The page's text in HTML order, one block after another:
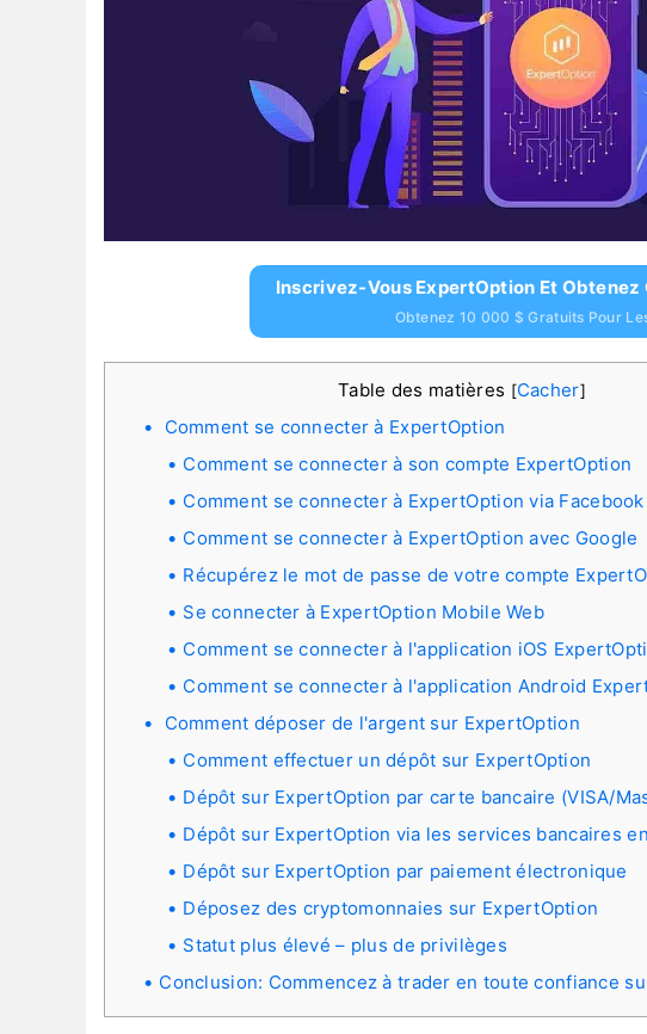
Inscrivez-Vous ExpertOption Et
Obtenez 10 000 $ Gratuits Pour
Table des matières [Cacher]
Comment se connecter à ExpertOption
Comment se connecter à son compte ExpertOption
Comment se connecter à ExpertOption via Facebook
Comment se connecter à ExpertOption avec Google
Récupérez le mot de passe de votre compte
Se connecter à ExpertOption Mobile Web
Comment se connecter à l'application iOS
Comment se connecter à l'application Android
Comment déposer de l'argent sur ExpertOption
Comment effectuer un dépôt sur ExpertOption
Dépôt sur ExpertOption par carte bancaire (VISA/
Dépôt sur ExpertOption via les services bancaires
Dépôt sur ExpertOption par paiement électronique
Déposez des cryptomonnaies sur ExpertOption
Statut plus élevé – plus de privilèges
Conclusion: Commencez à trader en toute confiance